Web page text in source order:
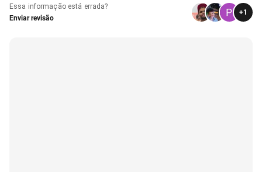
Essa informação está errada?
Enviar revisão
+1